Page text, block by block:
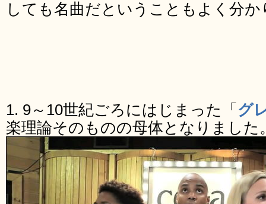
しても名曲だということもよく分か
1. 9～10世紀ごろにはじまった「 グ
楽理論そのものの母体となりました